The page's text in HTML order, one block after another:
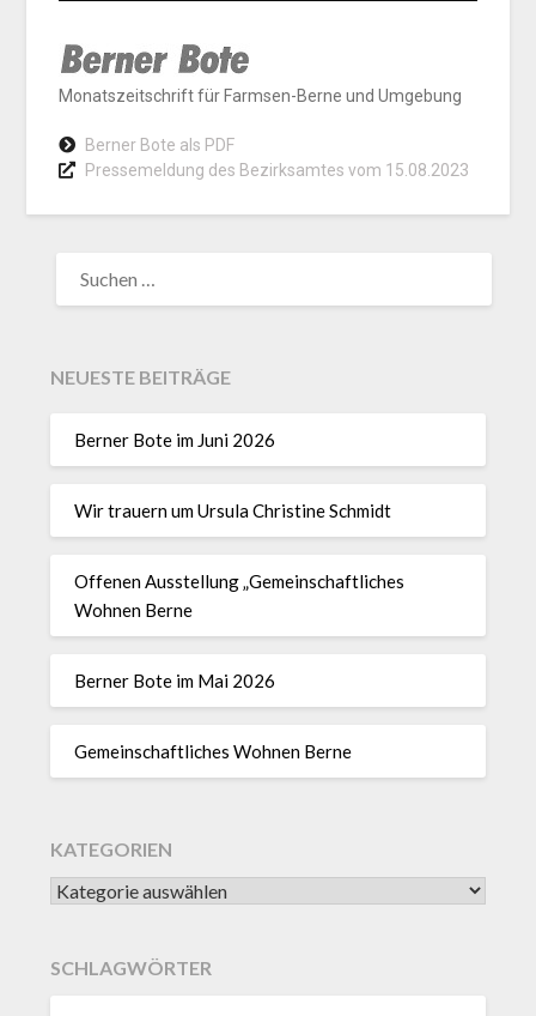
Monatszeitschrift für Farmsen-Berne und Umgebung
Berner Bote als PDF
Pressemeldung des Bezirksamtes vom 15.08.2023
NEUESTE BEITRÄGE
Berner Bote im Juni 2026
Wir trauern um Ursula Christine Schmidt
Offenen Ausstellung „Gemeinschaftliches
Wohnen Berne
Berner Bote im Mai 2026
Gemeinschaftliches Wohnen Berne
KATEGORIEN
SCHLAGWÖRTER